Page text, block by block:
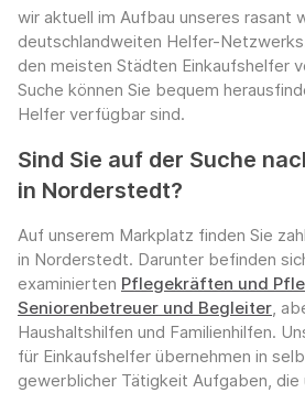
wir aktuell im Aufbau unseres rasant
deutschlandweiten Helfer-
den meisten Städten Einkaufshelfer
Suche können Sie bequem
Helfer verfügbar sind.
Sind Sie auf der Suche
in Norderstedt?
Auf unserem Markplatz finden Sie
in Norderstedt. Darunter befinden
examinierten Pflegekräften und
Seniorenbetreuer und Begleiter,
Haushaltshilfen und Familienhilfen.
für Einkaufshelfer übernehmen in
gewerblicher Tätigkeit Aufgaben, die